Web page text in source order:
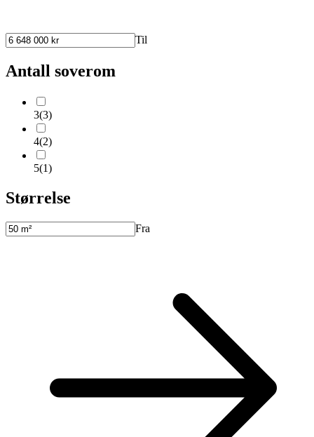
Til
Antall soverom
3(3)
4(2)
5(1)
Størrelse
Fra